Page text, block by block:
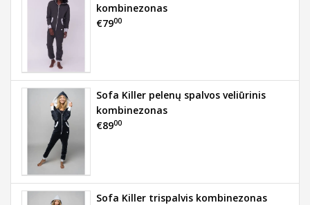
kombinezonas
€7900
Sofa Killer pelenų spalvos veliūrinis
kombinezonas
€8900
Sofa Killer trispalvis kombinezonas